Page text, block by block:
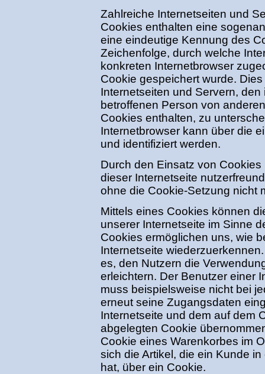
Zahlreiche Internetseiten und
Cookies enthalten eine
eine eindeutige Kennung des
Zeichenfolge, durch welche
konkreten Internetbrowser
Cookie gespeichert wurde.
Internetseiten und Servern,
betroffenen Person von
Cookies enthalten, zu
Internetbrowser kann über die
und identifiziert werden.
Durch den Einsatz von
dieser Internetseite
ohne die Cookie-Setzung nicht
Mittels eines Cookies können
unserer Internetseite im Sinne
Cookies ermöglichen uns, wie
Internetseite
es, den Nutzern die
erleichtern. Der Benutzer einer
muss beispielsweise nicht bei
erneut seine Zugangsdaten
Internetseite und dem auf dem
abgelegten Cookie
Cookie eines Warenkorbes im
sich die Artikel, die ein Kunde
hat, über ein Cookie.